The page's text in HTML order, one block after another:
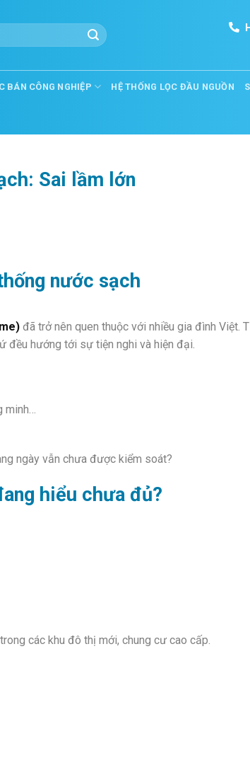
BÁN CÔNG NGHIỆP HỆ THỐNG LỌC ĐẦU NGUỒN
Sai lầm lớn
nước sạch
đã trở nên quen thuộc với nhiều gia đình Việt.
đều hướng tới sự tiện nghi và hiện đại.
ngày vẫn chưa được kiểm soát?
hiểu chưa đủ?
các khu đô thị mới, chung cư cao cấp.